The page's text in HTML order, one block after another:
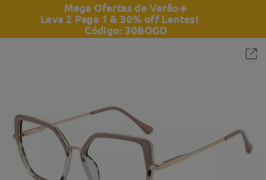
Mega Ofertas de Verão☀️
Leva 2 Paga 1 & 30% off Lentes!
Código: 30BOGO